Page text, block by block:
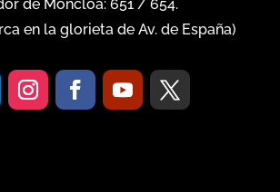
de Moncloa: 651/ 654.
en la glorieta de Av. de España)